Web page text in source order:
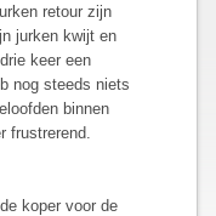
retour zijn
jurken kwijt en
keer een
nog steeds niets
binnen
frustrerend.
koper voor de